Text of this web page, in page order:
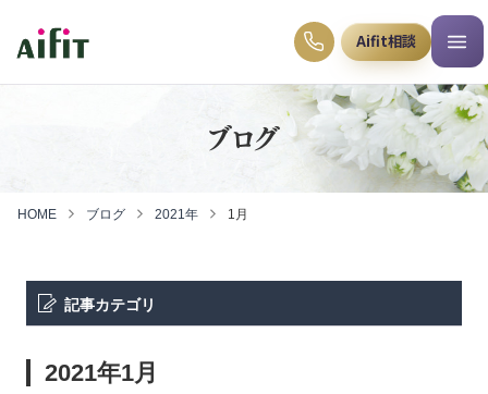
Aifit相談
ブログ
HOME ブログ 2021年 1月
記事カテゴリ
2021年1月